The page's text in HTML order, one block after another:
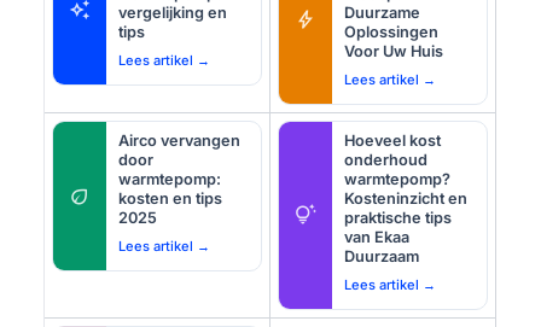
auto_awesome
vergelijking en
tips
Lees artikel →
bolt
Duurzame
Oplossingen
Voor Uw Huis
Lees artikel →
eco
Airco vervangen
door
warmtepomp:
kosten en tips
2025
Lees artikel →
tips_and_updates
Hoeveel kost
onderhoud
warmtepomp?
Kosteninzicht en
praktische tips
van Ekaa
Duurzaam
Lees artikel →